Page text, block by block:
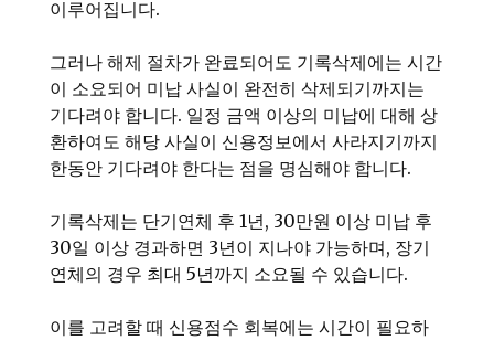
이루어집니다.
그러나 해제 절차가 완료되어도 기록삭제에는 시간
이 소요되어 미납 사실이 완전히 삭제되기까지는
기다려야 합니다. 일정 금액 이상의 미납에 대해 상
환하여도 해당 사실이 신용정보에서 사라지기까지
한동안 기다려야 한다는 점을 명심해야 합니다.
기록삭제는 단기연체 후 1년, 30만원 이상 미납 후
30일 이상 경과하면 3년이 지나야 가능하며, 장기
연체의 경우 최대 5년까지 소요될 수 있습니다.
이를 고려할 때 신용점수 회복에는 시간이 필요하